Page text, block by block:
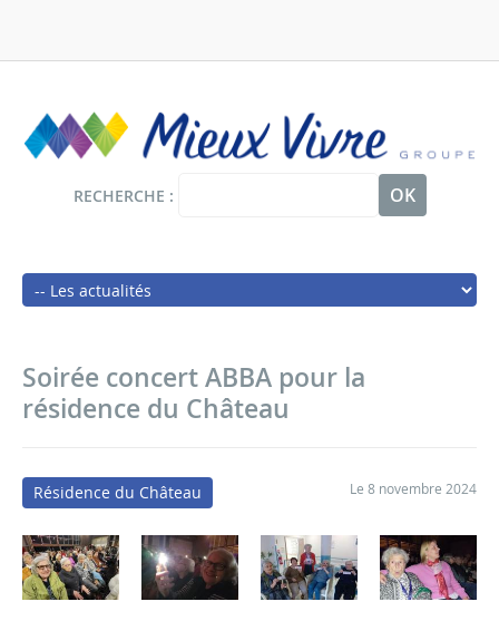
contenu
RECHERCHE
Main
Soirée concert ABBA pour la
résidence du Château
Résidence du Château Le 8 novembre 2024